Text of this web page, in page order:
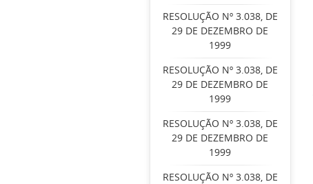
RESOLUÇÃO Nº 3.038, DE
29 DE DEZEMBRO DE
1999
RESOLUÇÃO Nº 3.038, DE
29 DE DEZEMBRO DE
1999
RESOLUÇÃO Nº 3.038, DE
29 DE DEZEMBRO DE
1999
RESOLUÇÃO Nº 3.038, DE